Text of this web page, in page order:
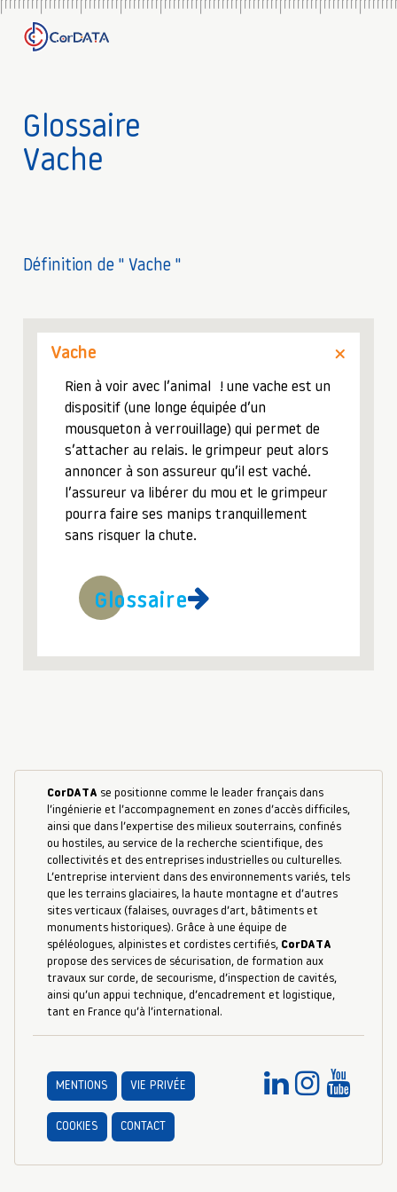
Glossaire
Vache
Définition de " Vache "
Vache
Rien à voir avec l’animal ! une vache est un
dispositif (une longe équipée d’un
mousqueton à verrouillage) qui permet de
s’attacher au relais. le grimpeur peut alors
annoncer à son assureur qu’il est vaché.
l’assureur va libérer du mou et le grimpeur
pourra faire ses manips tranquillement
sans risquer la chute.
Glossaire
CorDATA se positionne comme le leader français dans
l’ingénierie et l’accompagnement en zones d’accès difficiles,
ainsi que dans l’expertise des milieux souterrains, confinés
ou hostiles, au service de la recherche scientifique, des
collectivités et des entreprises industrielles ou culturelles.
L’entreprise intervient dans des environnements variés, tels
que les terrains glaciaires, la haute montagne et d’autres
sites verticaux (falaises, ouvrages d’art, bâtiments et
monuments historiques). Grâce à une équipe de
spéléologues, alpinistes et cordistes certifiés, CorDATA
propose des services de sécurisation, de formation aux
travaux sur corde, de secourisme, d’inspection de cavités,
ainsi qu’un appui technique, d’encadrement et logistique,
tant en France qu’à l’international.
MENTIONS VIE PRIVÉE
COOKIES CONTACT